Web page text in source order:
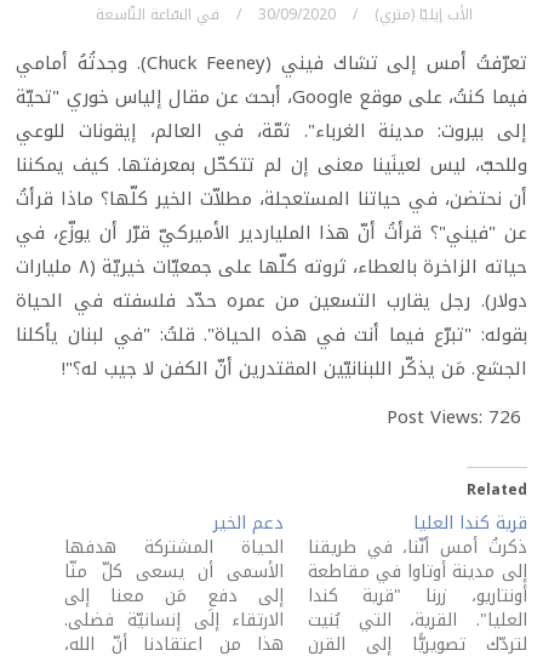
الأب إيليّا (متري) 30/09/2020 في السّاعة التّاسعة
تعرّفتُ أمس إلى تشاك فيني (Chuck Feeney). وجدتُهُ أمامي
فيما كنتُ، على موقع Google، أبحث عن مقال إلياس خوري "تحيّة
إلى بيروت: مدينة الغرباء". ثمّة، في العالم، إيقونات للوعي
وللحبّ، ليس لعينَينا معنى إن لم تتكحّل بمعرفتها. كيف يمكننا
أن نحتضن، في حياتنا المستعجلة، مطلاّت الخير كلّها؟ ماذا قرأتُ
عن "فيني"؟ قرأتُ أنّ هذا الملياردير الأميركيّ قرّر أن يوزّع، في
حياته الزاخرة بالعطاء، ثروته كلّها على جمعيّات خيريّة (٨ مليارات
دولار). رجل يقارب التسعين من عمره حدّد فلسفته في الحياة
بقوله: "تبرّع فيما أنت في هذه الحياة". قلتُ: "في لبنان يأكلنا
الجشع. مَن يذكّر اللبنانيّين المقتدرين أنّ الكفن لا جيب له؟"!
Post Views: 726
Related
قرية كندا العليا
ذكرتُ أمس أنّنا، في طريقنا
إلى مدينة أوتاوا في مقاطعة
أونتاريو، زرنا "قرية كندا
العليا". القرية، التي بُنيت
لتردّك تصويريًّا إلى القرن
دعم الخير
الحياة المشتركة هدفها
الأسمى أن يسعى كلّ منّا
إلى دفعِ مَن معنا إلى
الارتقاء إلى إنسانيّة فضلى.
هذا من اعتقادنا أنّ الله،